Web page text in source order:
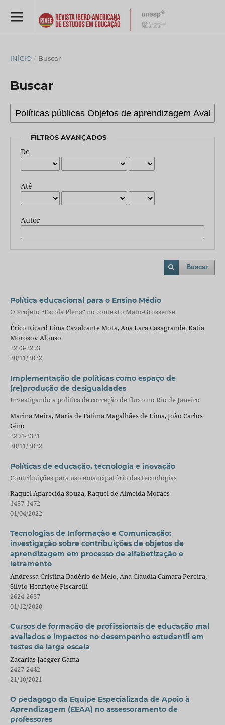
INÍCIO / Buscar
Buscar
FILTROS AVANÇADOS
De
Até
Autor
Buscar
Política educacional para o Ensino Médio
O Projeto “Escola Plena” no contexto Mato-Grossense
Érico Ricard Lima Cavalcante Mota, Ana Lara Casagrande, Katia
Morosov Alonso
2273-2293
30/11/2022
Implementação de políticas como espaço de
(re)produção de desigualdades
Investigando a política de correção de fluxo no Rio de Janeiro
Marina Meira, Maria de Fátima Magalhães de Lima, João Carlos
Gino
2294-2321
30/11/2022
Políticas de educação, tecnologia e inovação
Contribuições para uso emancipatório das tecnologias
Raquel Aparecida Souza, Raquel de Almeida Moraes
1457-1472
01/04/2022
Tecnologias de Informação e Comunicação:
investigação sobre contribuições de objetos de
aprendizagem em processo de alfabetização e
letramento
Andressa Cristina Dadério de Melo, Ana Claudia Câmara Pereira,
Silvio Henrique Fiscarelli
2624-2637
01/12/2020
Cursos de formação de profissionais de educação mal
avaliados e impactos no desempenho estudantil em
testes de larga escala
Zacarias Jaegger Gama
2427-2442
21/10/2021
O pedagogo da Equipe Especializada de Apoio à
Aprendizagem (EEAA) no assessoramento de
professores